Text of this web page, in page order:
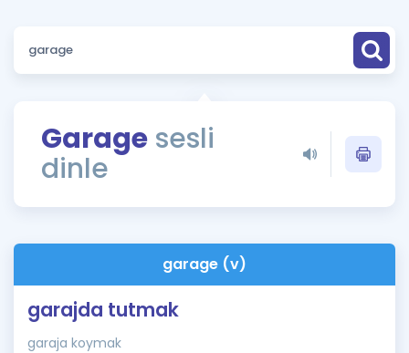
Sözlük
Rehberlik Aracı
ÖSYM Sınav Takvimi
İngilizce Gramer
Hakkımızda
Garage sesli
dinle
garage (v)
garajda tutmak
garaja koymak